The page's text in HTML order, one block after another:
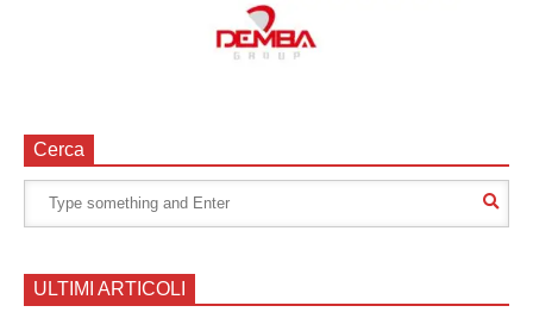
Cerca
ULTIMI ARTICOLI